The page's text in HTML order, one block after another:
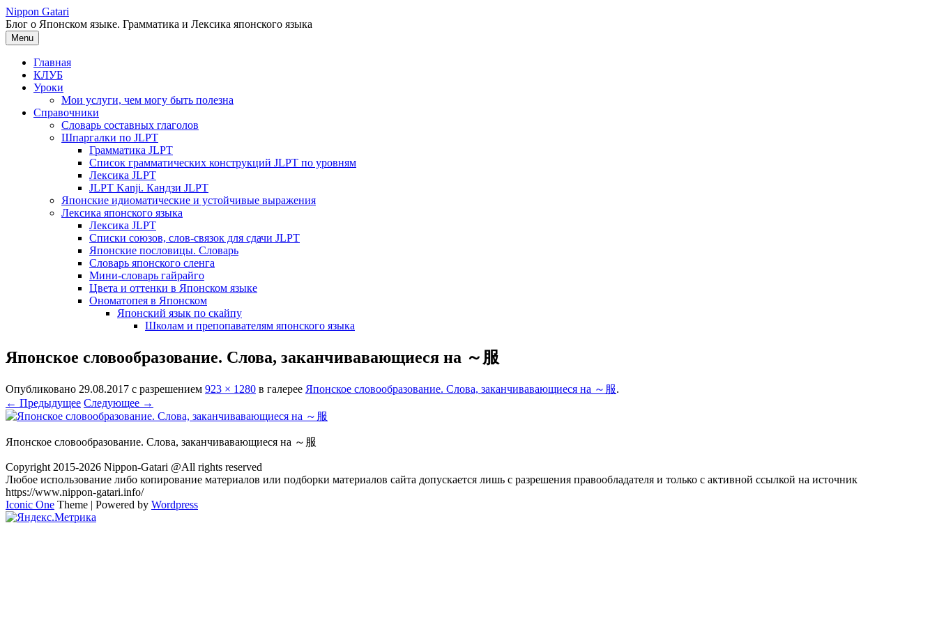
Перейти
к
содержимому
Nippon Gatari
Блог о Японском языке. Грамматика и Лексика японского языка
Menu
Главная
КЛУБ
Уроки
Мои услуги, чем могу быть полезна
Справочники
Словарь составных глаголов
Шпаргалки по JLPT
Грамматика JLPT
Список грамматических конструкций JLPT по уровням
Лексика JLPT
JLPT Kanji. Кандзи JLPT
Японские идиоматические и устойчивые выражения
Лексика японского языка
Лексика JLPT
Списки союзов, слов-связок для сдачи JLPT
Японские пословицы. Словарь
Словарь японского сленга
Мини-словарь гайрайго
Цвета и оттенки в Японском языке
Ономатопея в Японском
Японский язык по скайпу
Школам и препопавателям японского языка
Японское словообразование. Слова, заканчивавающиеся на ～服
Опубликовано 29.08.2017 с разрешением 923 × 1280 в галерее Японское словообразование. Слова, заканчивавающиеся на ～服.
← Предыдущее Следующее →
Японское словообразование. Слова, заканчивавающиеся на ～服
Copyright 2015-2026 Nippon-Gatari @All rights reserved
Любое использование либо копирование материалов или подборки материалов сайта допускается лишь с разрешения правообладателя и только с активной ссылкой на источник
https://www.nippon-gatari.info/
Iconic One Theme | Powered by Wordpress